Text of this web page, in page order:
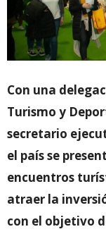
Con una
Turismo y
secretario
el país se
encuentros
atraer la
con el objetivo